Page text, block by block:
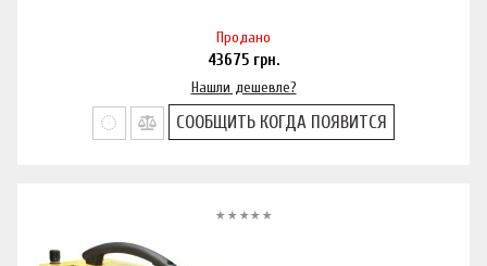
Продано
43675 грн.
Нашли дешевле?
СООБЩИТЬ КОГДА ПОЯВИТСЯ